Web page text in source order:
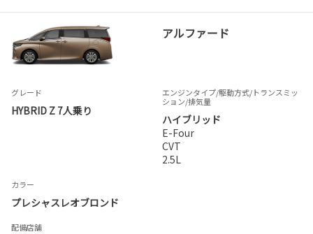
アルファード
グレード
HYBRID Z 7人乗り
エンジンタイプ/駆動方式/トランスミッ
ション/排気量
ハイブリッド
E-Four
CVT
2.5L
カラー
プレシャスレオブロンド
配備店舗